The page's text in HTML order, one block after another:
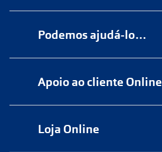
Podemos ajudá-lo…
Apoio ao cliente Online
Loja Online